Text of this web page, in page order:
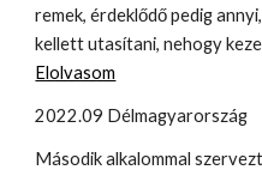
remek, érdeklődő pedig
kellett utasítani, nehogy
Elolvasom
2022.09 Délmagyarország
Második alkalommal